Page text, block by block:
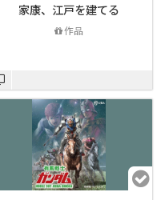
家康、江戸を建てる
作品